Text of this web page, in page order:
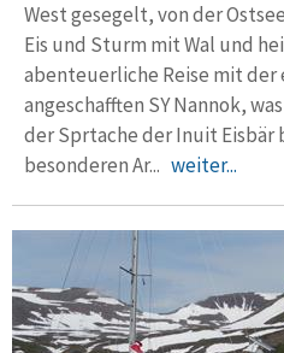
West gesegelt, von der
Eis und Sturm mit Wal und
abenteuerliche Reise mit
angeschafften SY Nannok,
der Sprtache der Inuit Eisbär
besonderen Ar... weiter...